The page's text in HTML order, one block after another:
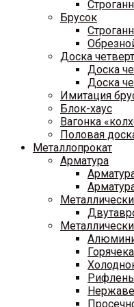
Брусок
Доска
Доска
Доска
Имитация
Блок-хаус
Вагонка
Половая
Металлопрокат
Арматура